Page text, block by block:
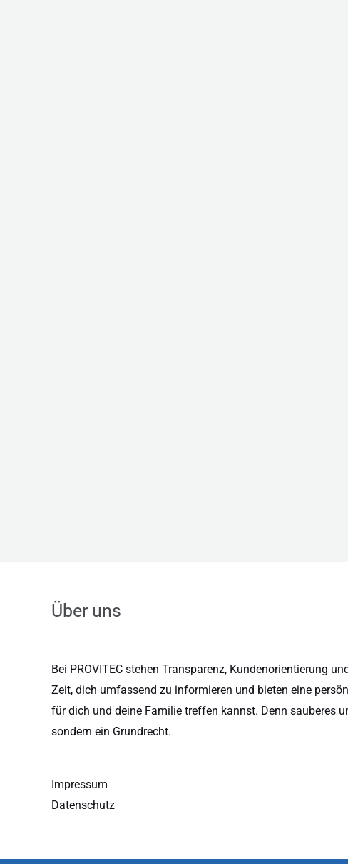
Über uns
Bei PROVITEC stehen Transparenz, Kundenorientierung
Zeit, dich umfassend zu informieren und bieten eine
für dich und deine Familie treffen kannst. Denn sauberes
sondern ein Grundrecht.
Impressum
Datenschutz